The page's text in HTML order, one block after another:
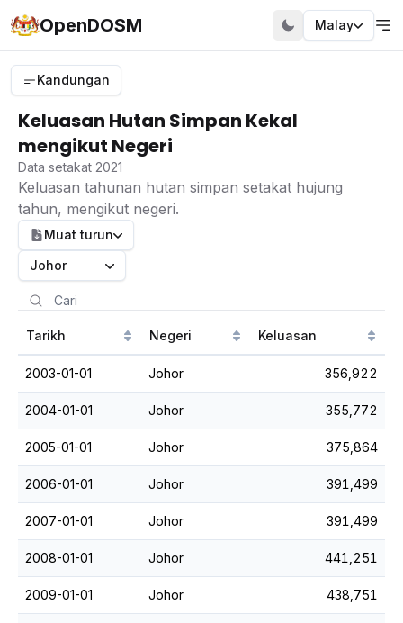
OpenDOSM Malay
Kandungan
Keluasan Hutan Simpan Kekal
mengikut Negeri
Data setakat 2021
Keluasan tahunan hutan simpan setakat hujung
tahun, mengikut negeri.
Muat turun
Johor
Tarikh Negeri Keluasan
2003-01-01 Johor 356,922
2004-01-01 Johor 355,772
2005-01-01 Johor 375,864
2006-01-01 Johor 391,499
2007-01-01 Johor 391,499
2008-01-01 Johor 441,251
2009-01-01 Johor 438,751